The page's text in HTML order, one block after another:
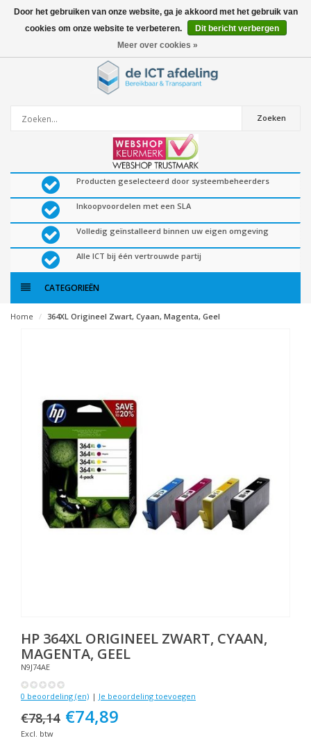
0artikelen
Zoeken
Producten geselecteerd door systeembeheerders
Inkoopvoordelen met een SLA
Volledig geïnstalleerd binnen uw eigen omgeving
Alle ICT bij één vertrouwde partij
CATEGORIEËN
Home 364XL Origineel Zwart, Cyaan, Magenta, Geel
HP 364XL ORIGINEEL ZWART, CYAAN,
MAGENTA, GEEL
N9J74AE
0 beoordeling (en) | Je beoordeling toevoegen
€78,14 €74,89
Excl. btw
Door het gebruiken van onze website, ga je akkoord met het gebruik van
cookies om onze website te verbeteren.
Dit bericht verbergen
Meer over cookies »